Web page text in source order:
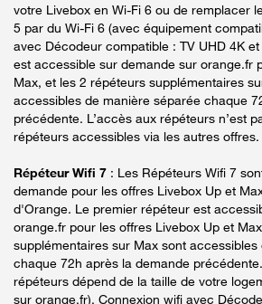
votre Livebox en Wi-Fi 6 ou de remplacer
5 par du Wi-Fi 6 (avec équipement
avec Décodeur compatible : TV UHD 4K
est accessible sur demande sur orange.fr
Max, et les 2 répéteurs supplémentaires
accessibles de manière séparée chaque
précédente. L’accès aux répéteurs n’est
répéteurs accessibles via les autres offres.
Répéteur Wifi 7 : Les Répéteurs Wifi 7
demande pour les offres Livebox Up et
d'Orange. Le premier répéteur est
orange.fr pour les offres Livebox Up et
supplémentaires sur Max sont
chaque 72h après la demande
répéteurs dépend de la taille de votre
sur orange.fr). Connexion wifi avec